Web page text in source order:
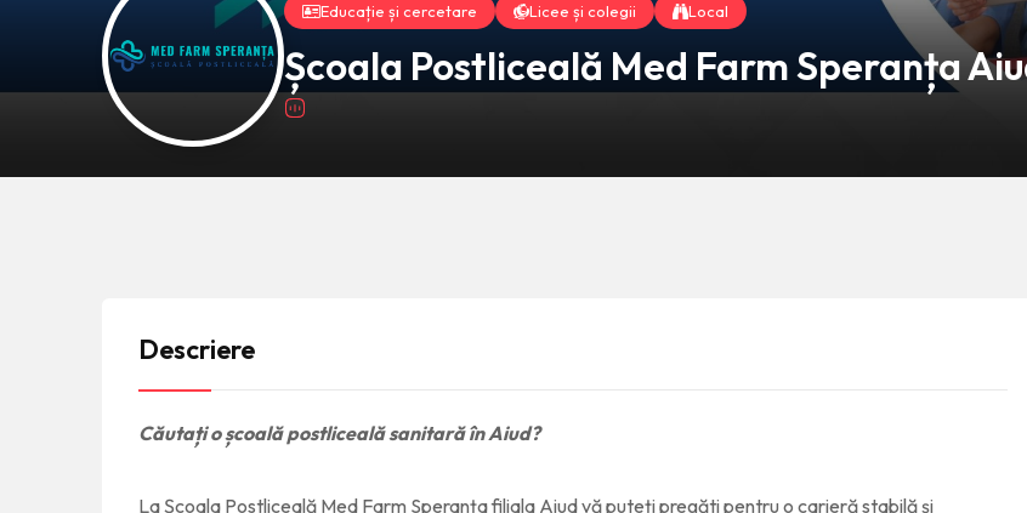
Educație și cercetare Licee și colegii Local
Școala Postliceală Med Farm Speranța
Descriere
Căutați o școală postliceală sanitară în Aiud?
La Școala Postliceală Med Farm Speranța filiala Aiud vă puteți pregăti pentru o carieră stabilă și